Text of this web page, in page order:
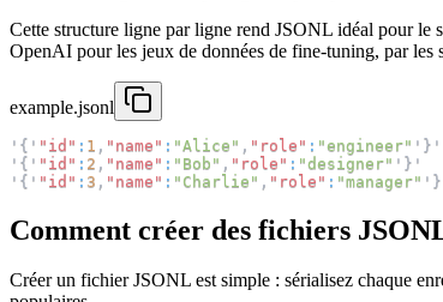
Cette structure ligne par ligne rend JSONL idéal pour le
OpenAI pour les jeux de données de fine-tuning, par
example.jsonl
' { ' "id" : 1 , "name" : "Alice" , "role" : "engineer" ' } '
' { ' "id" : 2 , "name" : "Bob" , "role" : "designer" ' } '
' { ' "id" : 3 , "name" : "Charlie" , "role" : "manager" ' }
Comment créer des fichiers
Créer un fichier JSONL est simple : sérialisez chaque